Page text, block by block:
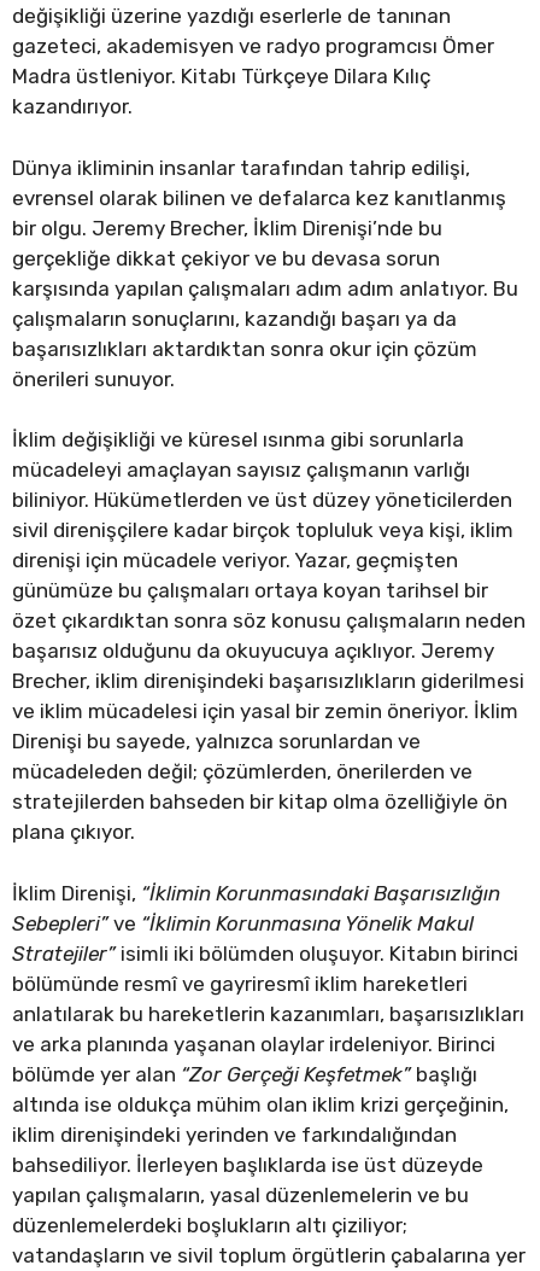
değişikliği üzerine yazdığı eserlerle de tanınan
gazeteci, akademisyen ve radyo programcısı Ömer
Madra üstleniyor. Kitabı Türkçeye Dilara Kılıç
kazandırıyor.
Dünya ikliminin insanlar tarafından tahrip edilişi,
evrensel olarak bilinen ve defalarca kez kanıtlanmış
bir olgu. Jeremy Brecher, İklim Direnişi’nde bu
gerçekliğe dikkat çekiyor ve bu devasa sorun
karşısında yapılan çalışmaları adım adım anlatıyor. Bu
çalışmaların sonuçlarını, kazandığı başarı ya da
başarısızlıkları aktardıktan sonra okur için çözüm
önerileri sunuyor.
İklim değişikliği ve küresel ısınma gibi sorunlarla
mücadeleyi amaçlayan sayısız çalışmanın varlığı
biliniyor. Hükümetlerden ve üst düzey yöneticilerden
sivil direnişçilere kadar birçok topluluk veya kişi, iklim
direnişi için mücadele veriyor. Yazar, geçmişten
günümüze bu çalışmaları ortaya koyan tarihsel bir
özet çıkardıktan sonra söz konusu çalışmaların neden
başarısız olduğunu da okuyucuya açıklıyor. Jeremy
Brecher, iklim direnişindeki başarısızlıkların giderilmesi
ve iklim mücadelesi için yasal bir zemin öneriyor. İklim
Direnişi bu sayede, yalnızca sorunlardan ve
mücadeleden değil; çözümlerden, önerilerden ve
stratejilerden bahseden bir kitap olma özelliğiyle ön
plana çıkıyor.
İklim Direnişi, “İklimin Korunmasındaki Başarısızlığın
Sebepleri”ve “İklimin Korunmasına Yönelik Makul
Stratejiler”isimli iki bölümden oluşuyor. Kitabın birinci
bölümünde resmî ve gayriresmî iklim hareketleri
anlatılarak bu hareketlerin kazanımları, başarısızlıkları
ve arka planında yaşanan olaylar irdeleniyor. Birinci
bölümde yer alan “Zor Gerçeği Keşfetmek”başlığı
altında ise oldukça mühim olan iklim krizi gerçeğinin,
iklim direnişindeki yerinden ve farkındalığından
bahsediliyor. İlerleyen başlıklarda ise üst düzeyde
yapılan çalışmaların, yasal düzenlemelerin ve bu
düzenlemelerdeki boşlukların altı çiziliyor;
vatandaşların ve sivil toplum örgütlerin çabalarına yer